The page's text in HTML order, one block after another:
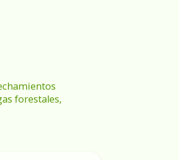
forestales,